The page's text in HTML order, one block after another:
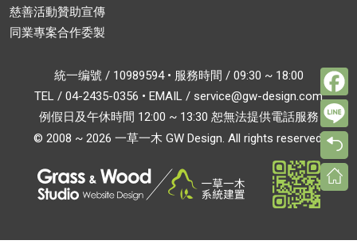
慈善活動贊助宣傳
同業專案合作委製
統一编號 / 10989594 • 服務時間 / 09:30 ~ 18:00
TEL / 04-2435-0356 • EMAIL / service@gw-design.com
例假日及午休時間 12:00 ~ 13:30 恕無法提供電話服務
© 2008 ~ 2026 一草一木 GW Design. All rights reserved.